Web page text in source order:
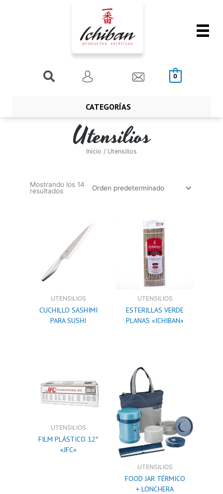
Buscar 0
CATEGORÍAS
Utensilios
Inicio / Utensilios
Mostrando los 14
resultados
UTENSILIOS
CUCHILLO SASHIMI
PARA SUSHI
UTENSILIOS
ESTERILLAS VERDE
PLANAS «ICHIBAN»
UTENSILIOS
FILM PLÁSTICO 12″
«JFC»
UTENSILIOS
FOOD JAR TÉRMICO
+ LONCHERA